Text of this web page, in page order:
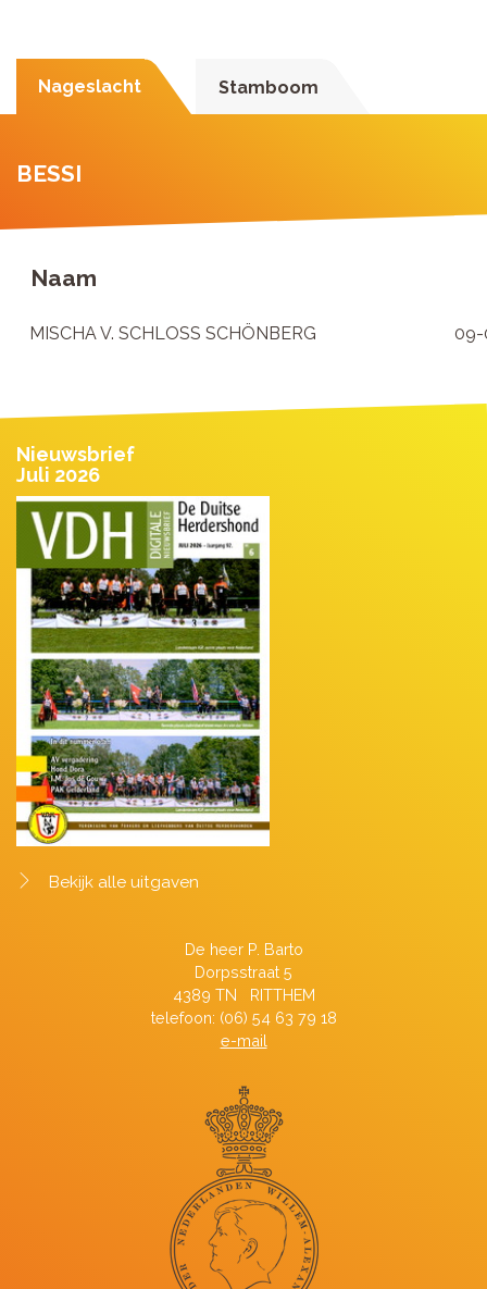
Nageslacht Stamboom
BESSI
Naam
MISCHA V. SCHLOSS SCHÖNBERG 09-
Nieuwsbrief
Juli 2026
Bekijk alle uitgaven
De heer P. Barto
Dorpsstraat 5
4389 TN RITTHEM
telefoon: (06) 54 63 79 18
e-mail